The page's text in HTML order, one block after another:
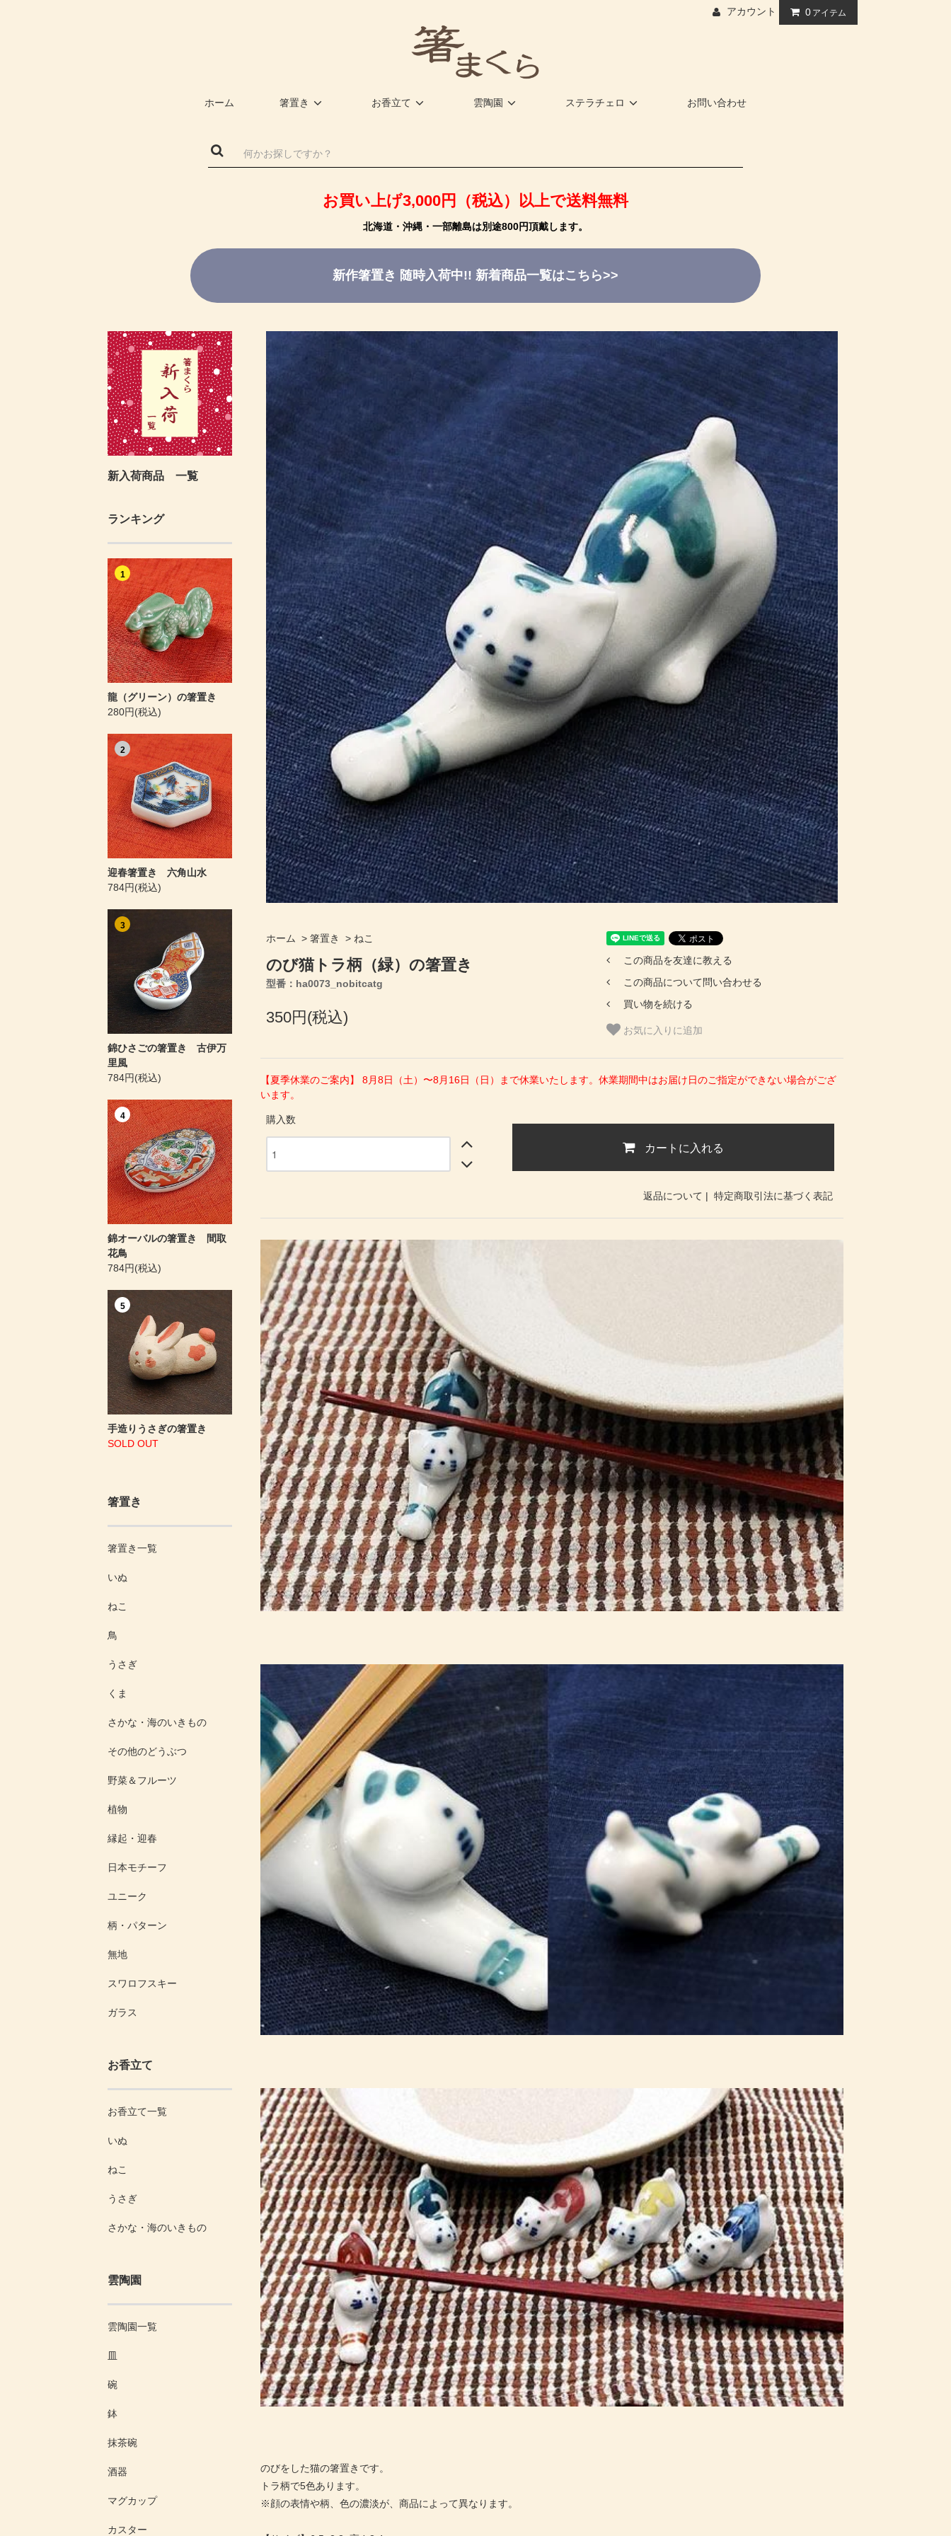
アカウント 0 アイテム
ホーム 箸置き お香立て 雲陶園 ステラチェロ お問い合わせ
お買い上げ3,000円（税込）以上で送料無料
北海道・沖縄・一部離島は別途800円頂戴します。
新作箸置き 随時入荷中!! 新着商品一覧はこちら>>
新入荷商品 一覧
ランキング
1
龍（グリーン）の箸置き
280円(税込)
2
迎春箸置き 六角山水
784円(税込)
3
錦ひさごの箸置き 古伊万
里風
784円(税込)
4
錦オーバルの箸置き 間取
花鳥
784円(税込)
5
手造りうさぎの箸置き
SOLD OUT
箸置き
箸置き一覧
いぬ
ねこ
鳥
うさぎ
くま
さかな・海のいきもの
その他のどうぶつ
野菜＆フルーツ
植物
縁起・迎春
日本モチーフ
ユニーク
柄・パターン
無地
スワロフスキー
ガラス
お香立て
お香立て一覧
いぬ
ねこ
うさぎ
さかな・海のいきもの
雲陶園
雲陶園一覧
皿
碗
鉢
抹茶碗
酒器
マグカップ
カスター
ホーム >箸置き > ねこ
のび猫トラ柄（緑）の箸置き
型番：ha0073_nobitcatg
350円(税込)
この商品を友達に教える
この商品について問い合わせる
買い物を続ける
お気に入りに追加
【夏季休業のご案内】 8月8日（土）〜8月16日（日）まで休業いたします。休業期間中はお届け日のご指定ができない場合がござ
います。
購入数
カートに入れる
返品について | 特定商取引法に基づく表記
のびをした猫の箸置きです。
トラ柄で5色あります。
※顔の表情や柄、色の濃淡が、商品によって異なります。